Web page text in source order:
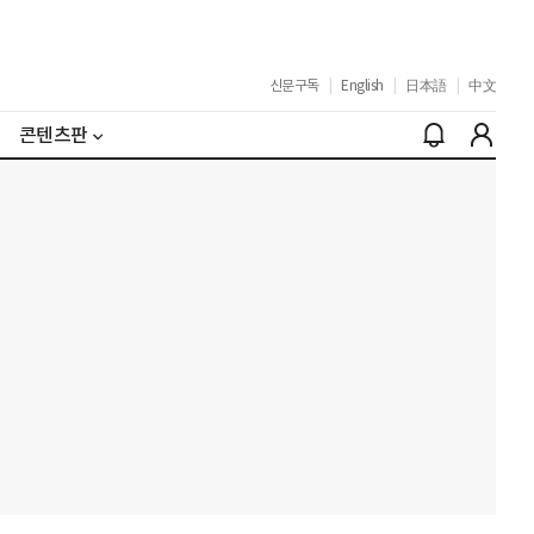
신문구독 English 日本語 中文
콘텐츠판